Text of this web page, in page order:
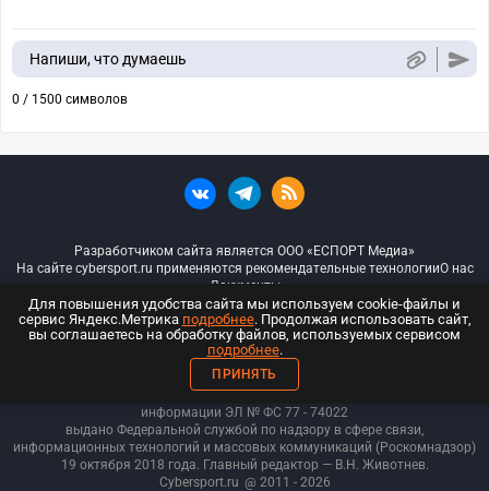
Напиши, что думаешь
0 / 1500 символов
Разработчиком сайта является ООО «ЕСПОРТ Медиа»
На сайте cybersport.ru применяются рекомендательные технологииО нас
Документы
© ООО «Киберспорт.ру» — Все права защищены
18+
ООО «Киберспорт.ру». Свидетельство о регистрации средств массовой
информации ЭЛ № ФС 77 - 74022
выдано Федеральной службой по надзору в сфере связи,
информационных технологий и массовых коммуникаций (Роскомнадзор)
19 октября 2018 года. Главный редактор — В.Н. Животнев.
Cybersport.ru @ 2011 - 2026
Для повышения удобства сайта мы используем cookie-файлы и
сервис Яндекс.Метрика подробнее. Продолжая использовать сайт,
вы соглашаетесь на обработку файлов, используемых сервисом
подробнее.
ПРИНЯТЬ